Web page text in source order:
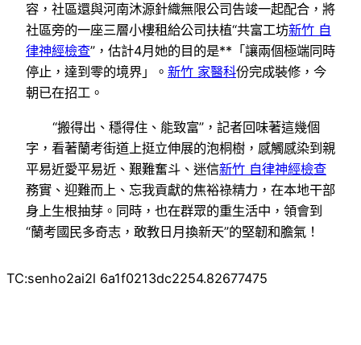
容，社區還與河南沐源針織無限公司告竣一起配合，將
社區旁的一座三層小樓租給公司扶植“共富工坊新竹 自
律神經檢查”，估計4月她的目的是**「讓兩個極端同時
停止，達到零的境界」。 新竹 家醫科份完成裝修，今
朝已在招工。
“搬得出、穩得住、能致富”，記者回味著這幾個
字，看著蘭考街道上挺立伸展的泡桐樹，感觸感染到親
平易近愛平易近、艱難奮斗、迷信新竹 自律神經檢查
務實、迎難而上、忘我貢獻的焦裕祿精力，在本地干部
身上生根抽芽。同時，也在群眾的重生活中，領會到
“蘭考國民多奇志，敢教日月換新天”的堅韌和膽氣！
TC:senho2ai2l 6a1f0213dc2254.82677475